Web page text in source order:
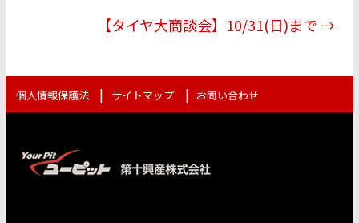
k
【タイヤ大商談会】10/31(日)まで→
個人情報保護法 サイトマップ お問い合わせ